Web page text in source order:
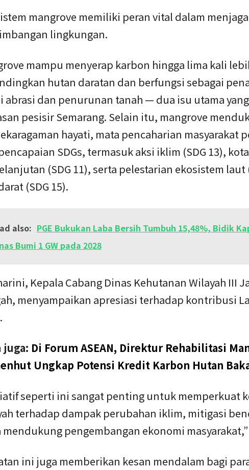
mangrove memiliki peran vital dalam menjaga
lingkungan.
mampu menyerap karbon hingga lima kali
hutan daratan dan berfungsi sebagai
abrasi dan penurunan tanah — dua isu utama
pesisir Semarang. Selain itu, mangrove
hayati, mata pencaharian masyarakat
SDGs, termasuk aksi iklim (SDG 13), kota
(SDG 11), serta pelestarian ekosistem laut
(SDG 15).
also: PGE Bukukan Laba Bersih Tumbuh 15,48%, Bidik
Bumi 1 GW pada 2028
Kepala Cabang Dinas Kehutanan Wilayah III
menyampaikan apresiasi terhadap kontribusi
juga: Di Forum ASEAN, Direktur Rehabilitasi
Ungkap Potensi Kredit Karbon Hutan
seperti ini sangat penting untuk memperkuat
terhadap dampak perubahan iklim, mitigasi
mendukung pengembangan ekonomi
ini juga memberikan kesan mendalam bagi